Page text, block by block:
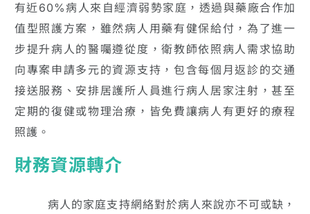
有近60%病人來自經濟弱勢家庭，透過與藥廠合作加
值型照護方案，雖然病人用藥有健保給付，為了進一
步提升病人的醫囑遵從度，衛教師依照病人需求協助
向專案申請多元的資源支持，包含每個月返診的交通
接送服務、安排居護所人員進行病人居家注射，甚至
定期的復健或物理治療，皆免費讓病人有更好的療程
照護。
財務資源轉介
病人的家庭支持網絡對於病人來說亦不可或缺，